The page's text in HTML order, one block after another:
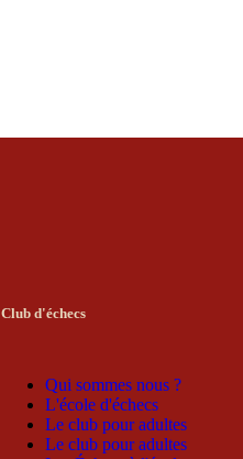
Club d'échecs
Qui sommes nous ?
L'école d'échecs
Le club pour adultes
Le club pour adultes